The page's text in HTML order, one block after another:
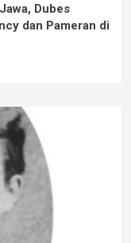
Dubes
dan Pameran di